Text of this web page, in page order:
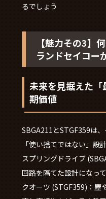
るでしょう
【魅力その3】
ランドセイコー
未来を見据えた
期価値
SBGA211とSTGF359は
「使い捨てではない」設
スプリングドライブ
回路を隔てた設計になっ
クオーツ (STGF359)：塵